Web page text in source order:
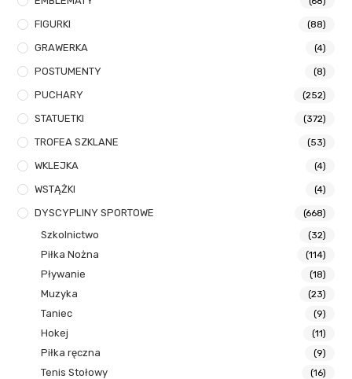
FIGURKI (88)
GRAWERKA (4)
POSTUMENTY (8)
PUCHARY (252)
STATUETKI (372)
TROFEA SZKLANE (53)
WKLEJKA (4)
WSTĄŻKI (4)
DYSCYPLINY SPORTOWE (668)
Szkolnictwo (32)
Piłka Nożna (114)
Pływanie (18)
Muzyka (23)
Taniec (9)
Hokej (11)
Piłka ręczna (9)
Tenis Stołowy (16)